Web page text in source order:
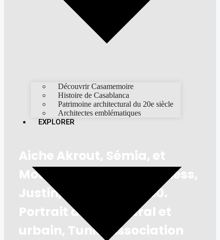
Découvrir Casamemoire
Histoire de Casablanca
Patrimoine architectural du 20e siècle
Architectes emblématiques
EXPLORER
Aiche Akrout, Sémia, et
Mouhli, Zoubeir, Mc Guiness,
Justin, Tunis 1800-1950.
Portrait architectural et
urbain, Tunis, Association